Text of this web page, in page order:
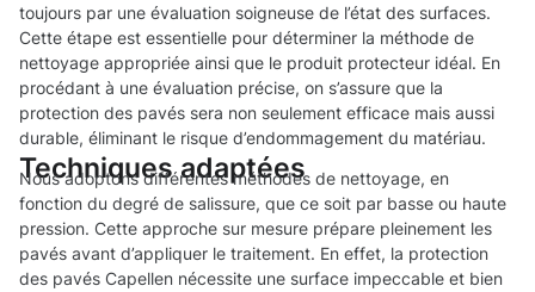
toujours par une évaluation soigneuse de l’état des surfaces.
Cette étape est essentielle pour déterminer la méthode de
nettoyage appropriée ainsi que le produit protecteur idéal. En
procédant à une évaluation précise, on s’assure que la
protection des pavés sera non seulement efficace mais aussi
durable, éliminant le risque d’endommagement du matériau.
Techniques adaptées
Nous adoptons différentes méthodes de nettoyage, en
fonction du degré de salissure, que ce soit par basse ou haute
pression. Cette approche sur mesure prépare pleinement les
pavés avant d’appliquer le traitement. En effet, la protection
des pavés Capellen nécessite une surface impeccable et bien